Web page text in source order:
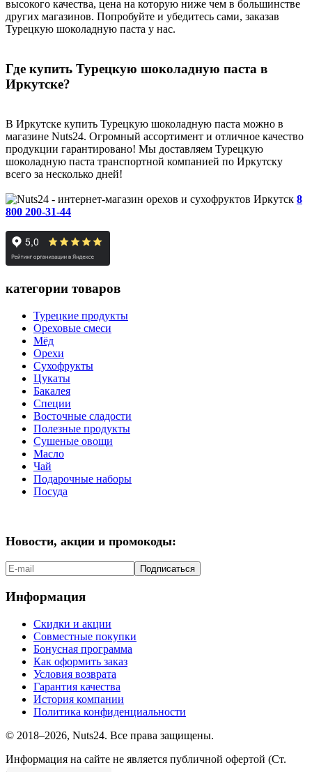
высокого качества, цена на которую ниже чем в большинстве
других магазинов. Попробуйте и убедитесь сами, заказав
Турецкую шоколадную паста у нас.
Где купить Турецкую шоколадную паста в
Иркутске?
В Иркутске купить Турецкую шоколадную паста можно в
магазине Nuts24. Огромный ассортимент и отличное качество
продукции гарантировано! Мы доставляем Турецкую
шоколадную паста транспортной компанией по Иркутску
всего за несколько дней!
Иркутск 8
800 200-31-44
категории товаров
Турецкие продукты
Ореховые смеси
Мёд
Орехи
Сухофрукты
Цукаты
Бакалея
Специи
Восточные сладости
Полезные продукты
Сушеные овощи
Масло
Чай
Подарочные наборы
Посуда
Новости, акции и промокоды:
Подписаться
Информация
Скидки и акции
Совместные покупки
Бонусная программа
Как оформить заказ
Условия возврата
Гарантия качества
История компании
Политика конфиденциальности
© 2018–2026, Nuts24. Все права защищены.
Информация на сайте не является публичной офертой (Ст.